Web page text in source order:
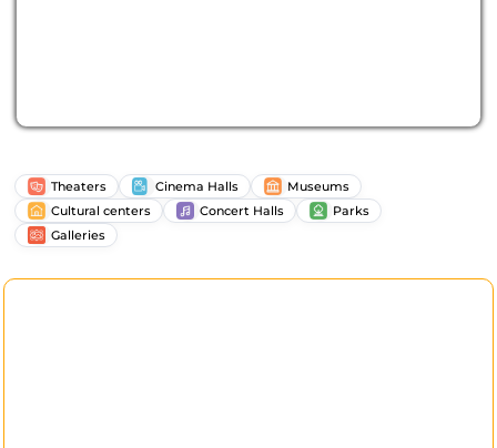
Theaters Cinema Halls
Museums
Cultural centers
Concert Halls
Parks
Galleries